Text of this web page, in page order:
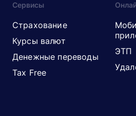
Сервисы
Страхование
Курсы валют
Денежные переводы
Tax Free
ЭТП